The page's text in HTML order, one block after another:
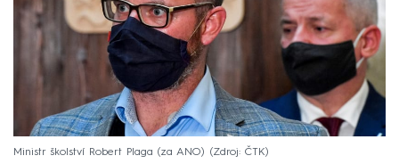
Ministr školství Robert Plaga (za ANO) Zdroj: ČTK